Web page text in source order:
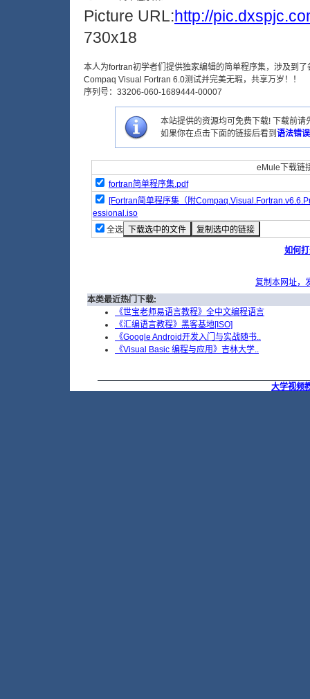
Picture URL:http://
730x18
本人为fortran初学者们提供独家编辑的简单程序集，涉及到
Compaq Visual Fortran 6.0测试并完美无瑕，共享万岁！！
序列号：33206-060-1689444-00007
本站提供的资源均可免费下载! 下载前
如果你在点击下面的链接后看到 语法错误
eMule下载链
fortran简单程序集.pdf
[Fortran简单程序集（附
essional.iso
全选
如何
复制本网址，
本类最近热门下载:
《世宝老师易语言教程》全中文编程语言
《汇编语言教程》黑客基地[ISO]
《Google Android开发入门与实战随书..
《Visual Basic 编程与应用》吉林大学..
大学视频